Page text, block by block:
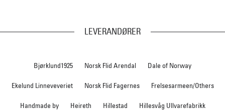
LEVERANDØRER
Bjørklund1925 Norsk Flid Arendal Dale of Norway
Ekelund Linneveveriet Norsk Flid Fagernes Frelsesarmeen/Others
Handmade by Heireth Hillestad Hillesvåg Ullvarefabrikk